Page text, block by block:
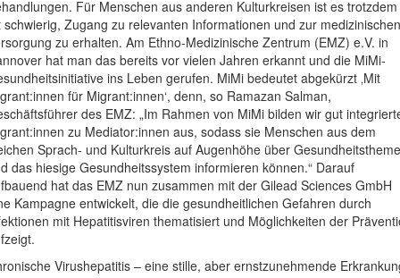
Für Menschen aus anderen Kulturkreisen ist es trotzdem
schwierig, Zugang zu relevanten Informationen und zur medizinischen
zu erhalten. Am Ethno-Medizinische Zentrum (EMZ) e.V. in
hat man das bereits vor vielen Jahren erkannt und die MiMi-
ins Leben gerufen. MiMi bedeutet abgekürzt ‚Mit
für Migrant:innen‘, denn, so Ramazan Salman,
des EMZ: „Im Rahmen von MiMi bilden wir gut
zu Mediator:innen aus, sodass sie Menschen aus dem
Sprach- und Kulturkreis auf Augenhöhe über
das hiesige Gesundheitssystem informieren können.“ Darauf
hat das EMZ nun zusammen mit der Gilead Sciences GmbH
Kampagne entwickelt, die die gesundheitlichen Gefahren durch
mit Hepatitisviren thematisiert und Möglichkeiten der
Virushepatitis – eine stille, aber ernstzunehmende